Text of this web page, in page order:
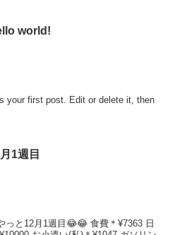
world!
your first post. Edit or delete it, then
1週目
っと12月1週目😂😂 食費＊¥7363 日